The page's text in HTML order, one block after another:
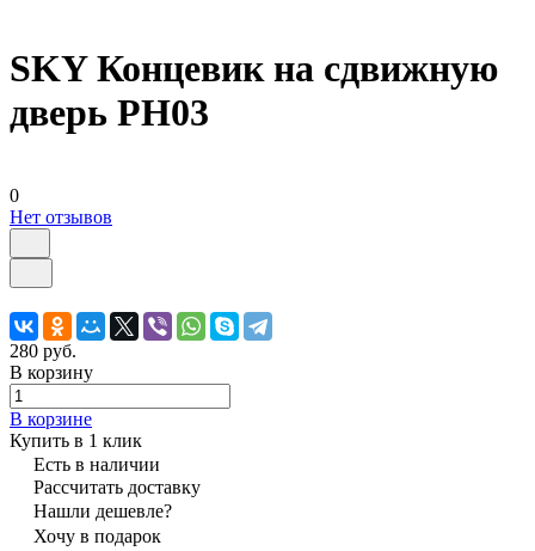
SKY Концевик на сдвижную
дверь PH03
0
Нет отзывов
280 руб.
В корзину
В корзине
Купить в 1 клик
Есть в наличии
Рассчитать доставку
Нашли дешевле?
Хочу в подарок